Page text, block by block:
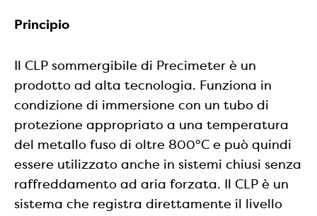
Principio
Il CLP sommergibile di Precimeter è un
prodotto ad alta tecnologia. Funziona in
condizione di immersione con un tubo di
protezione appropriato a una temperatura
del metallo fuso di oltre 800°C e può quindi
essere utilizzato anche in sistemi chiusi senza
raffreddamento ad aria forzata. Il CLP è un
sistema che registra direttamente il livello